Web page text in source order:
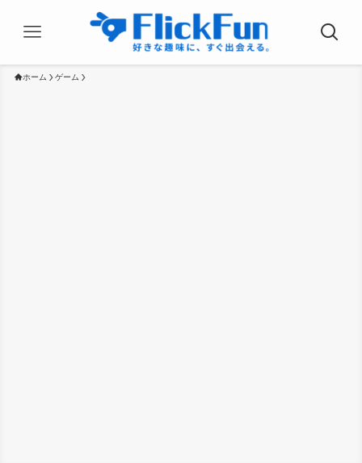
ホーム ゲーム